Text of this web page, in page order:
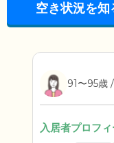
空き状況を知
91〜95歳
入居者プロフ